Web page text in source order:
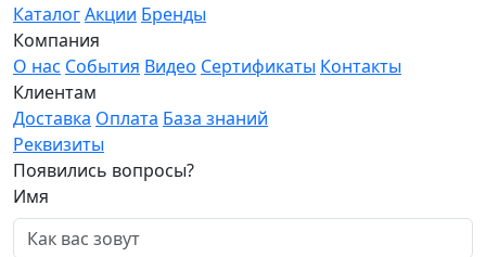
КаталогАкции Бренды
Компания
О нас События Видео Сертификаты Контакты
Клиентам
Доставка Оплата База знаний
Реквизиты
Появились вопросы?
Имя